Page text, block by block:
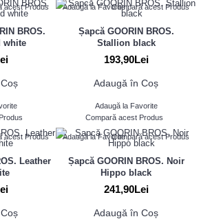
acest Produs
BROS.
white
Adaugă la FavoriteCompară acest Produs
Șapcă GOORIN BROS.
Stallion black
193,90Lei
Adaugă în Coș
Adaugă la Favorite
Compară acest Produs
acest Produs
Leather
Adaugă la FavoriteCompară acest Produs
Șapcă GOORIN BROS. Noir
Hippo black
241,90Lei
Adaugă în Coș